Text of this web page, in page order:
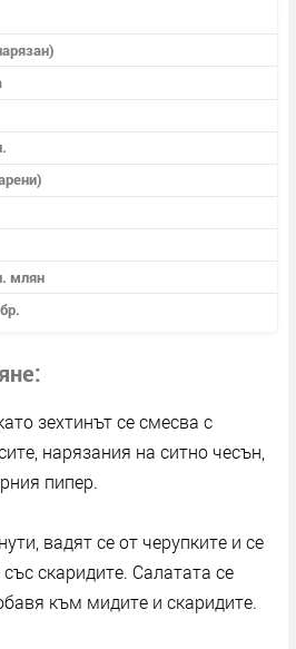
млян
зехтинът се смесва с
нарязания на ситно чесън,
пипер.
вадят се от черупките и се
скаридите. Салатата се
към мидите и скаридите.